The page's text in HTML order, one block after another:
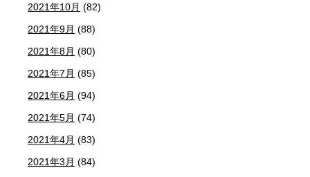
2021年10月 (82)
2021年9月 (88)
2021年8月 (80)
2021年7月 (85)
2021年6月 (94)
2021年5月 (74)
2021年4月 (83)
2021年3月 (84)